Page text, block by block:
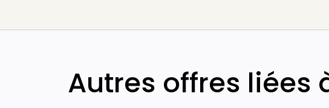
Autres offres liées